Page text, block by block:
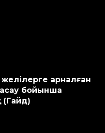
желілерге арналған
бойынша
(Гайд)